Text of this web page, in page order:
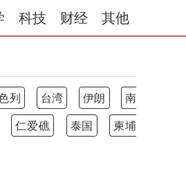
科技 财经 其他
列 台湾 伊朗
南
仁爱礁 泰国
柬埔